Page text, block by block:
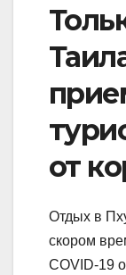
от
Отдых в
скором
COVID-19